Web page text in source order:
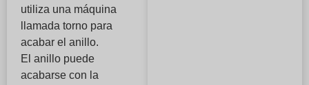
utiliza una máquina
llamada torno para
acabar el anillo.
El anillo puede
acabarse con la